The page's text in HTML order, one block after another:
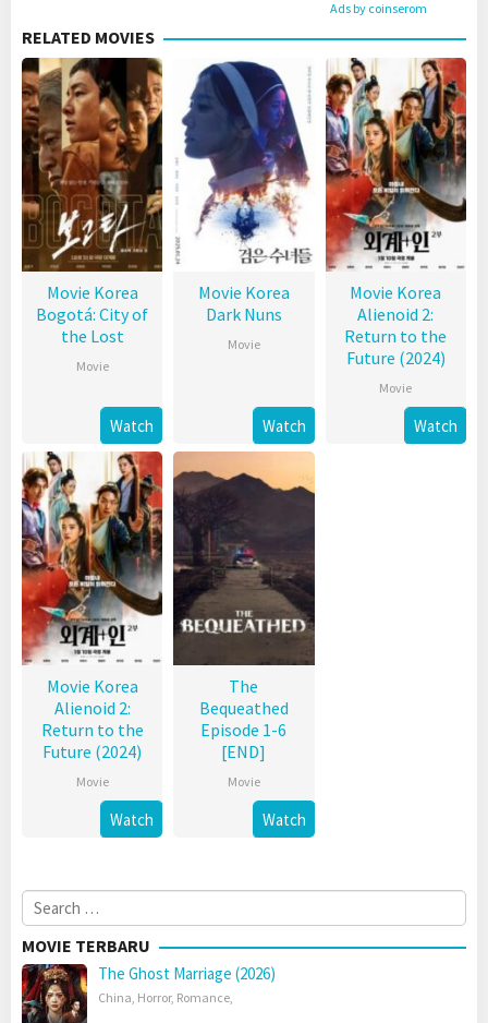
Ads by coinserom
RELATED MOVIES
Movie Korea
Bogotá: City of
the Lost
Movie
Watch
Movie Korea
Dark Nuns
Movie
Watch
Movie Korea
Alienoid 2:
Return to the
Future (2024)
Movie
Watch
Movie Korea
Alienoid 2:
Return to the
Future (2024)
Movie
Watch
The
Bequeathed
Episode 1-6
[END]
Movie
Watch
Search
for:
MOVIE TERBARU
The Ghost Marriage (2026)
China, Horror, Romance,